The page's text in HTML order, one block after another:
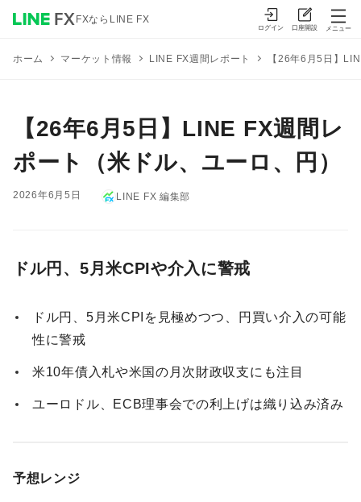
ホーム マーケット情報 LINE FX週間レポート 【26年6月5日】
【26年6月5日】LINE FX週間レ
ポート（米ドル、ユーロ、円）
2026年6月5日 LINE FX 編集部
ドル円、5月米CPIや介入に警戒
ドル円、5月米CPIを見極めつつ、円買い介入の可能
性に警戒
米10年債入札や米国の月次財政収支にも注目
ユーロドル、ECB理事会での利上げは織り込み済み
予想レンジ
FXならLINE FX
ログイン 口座開設 メニュー